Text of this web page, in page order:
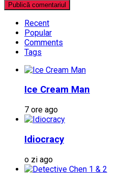
Recent
Popular
Comments
Tags
Ice Cream Man
7 ore ago
Idiocracy
o zi ago